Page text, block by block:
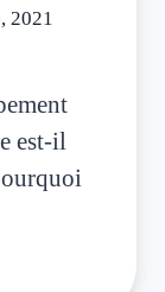
2021
est-il